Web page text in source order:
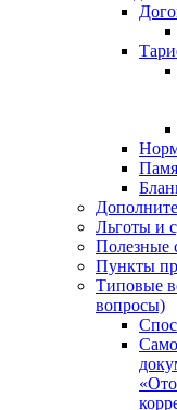
Льготы и
Полезные
Пункты
Типовые
вопросы)